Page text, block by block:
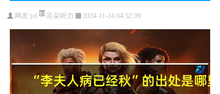
网友:jzl 耳朵听力 2024-11-24 04:52:09